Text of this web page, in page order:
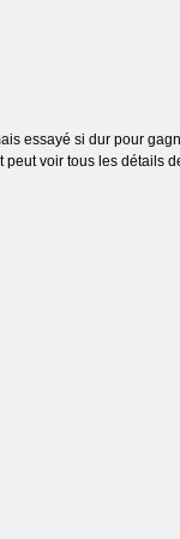
essayé si dur pour
voir tous les détails